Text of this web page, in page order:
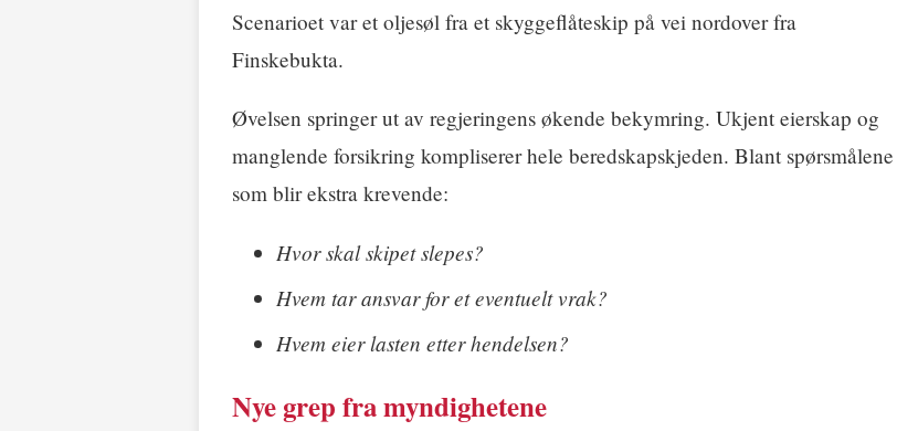
Scenarioet var et oljesøl fra et skyggeflåteskip på vei nordover fra
Finskebukta.
Øvelsen springer ut av regjeringens økende bekymring. Ukjent eierskap og
manglende forsikring kompliserer hele beredskapskjeden. Blant spørsmålene
som blir ekstra krevende:
Hvor skal skipet slepes?
Hvem tar ansvar for et eventuelt vrak?
Hvem eier lasten etter hendelsen?
Nye grep fra myndighetene